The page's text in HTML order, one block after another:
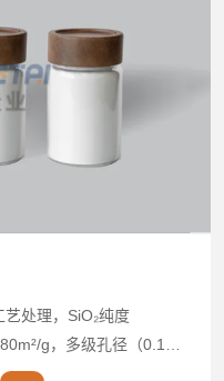
用硅藻土以低成本、高
处理，SiO₂纯度
g，多级孔径（0.1-
重金属离子、油污及微